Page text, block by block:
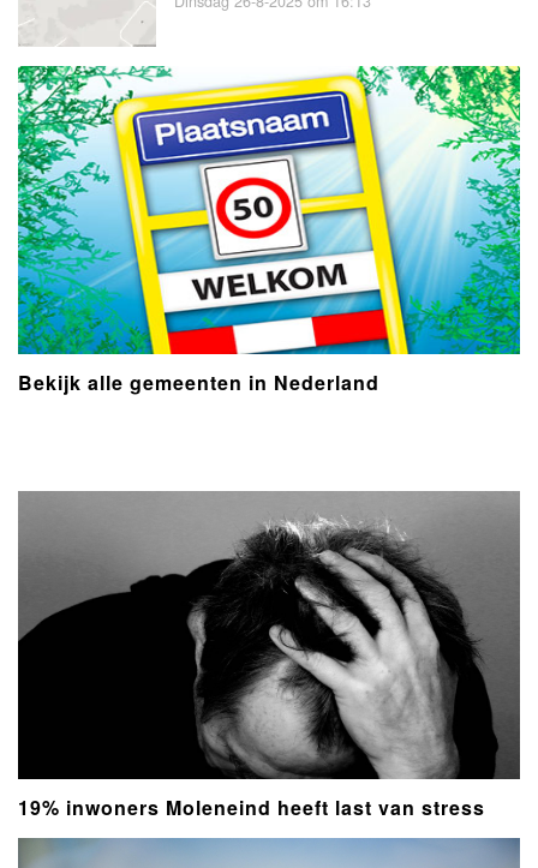
Bekijk alle gemeenten in Nederland
19% inwoners Moleneind heeft last van stress